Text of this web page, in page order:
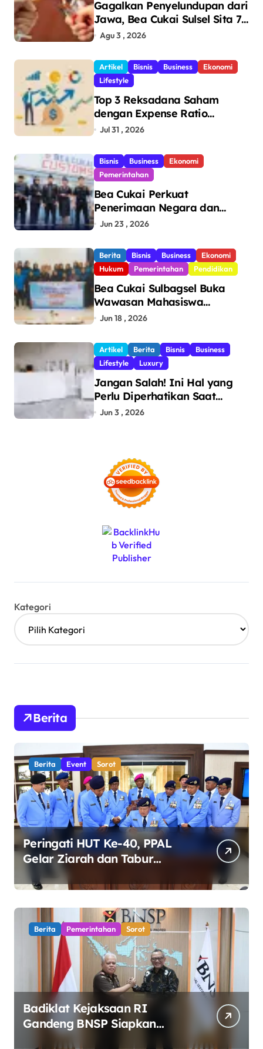
Gagalkan Penyelundupan dari
Jawa, Bea Cukai Sulsel Sita 7,8
Juta Batang Rokok Ilegal
Makassar
Agu 3 , 2026
Artikel Bisnis Business
Ekonomi
Lifestyle
Top 3 Reksadana Saham
dengan Expense Ratio
Terendah
Jul 31 , 2026
Bisnis Business
Ekonomi
Pemerintahan
Bea Cukai Perkuat
Penerimaan Negara dan
Pengawasan, Setor Rp123,8
Jun 23 , 2026
Berita Bisnis Business
Ekonomi
Hukum
Pemerintahan Pendidikan
Bea Cukai Sulbagsel Buka
Wawasan Mahasiswa
Politeknik Bosowa tentang
dan Pencegahan Barang
Ilegal
Jun 18 , 2026
Artikel Berita Bisnis
Business
Lifestyle
Luxury
Jangan Salah! Ini Hal yang
Perlu Diperhatikan Saat
Pasang Big Slab
Jun 3 , 2026
Kategori
Berita
Berita Event Sorot
Peringati HUT Ke-40, PPAL
Gelar Ziarah dan Tabur
Bunga di TMP Kalibata
Berita Pemerintahan Sorot
Badiklat Kejaksaan RI
Gandeng BNSP Siapkan
Sertifikasi Profesi Jaksa